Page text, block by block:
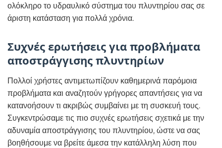
ολόκληρο το υδραυλικό σύστημα του πλυντηρίου σας σε
άριστη κατάσταση για πολλά χρόνια.
Συχνές ερωτήσεις για προβλήματα
αποστράγγισης πλυντηρίων
Πολλοί χρήστες αντιμετωπίζουν καθημερινά παρόμοια
προβλήματα και αναζητούν γρήγορες απαντήσεις για να
κατανοήσουν τι ακριβώς συμβαίνει με τη συσκευή τους.
Συγκεντρώσαμε τις πιο συχνές ερωτήσεις σχετικά με την
αδυναμία αποστράγγισης του πλυντηρίου, ώστε να σας
βοηθήσουμε να βρείτε άμεσα την κατάλληλη λύση που